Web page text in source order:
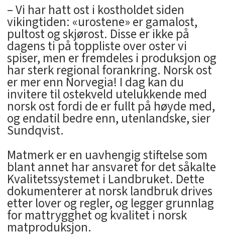
– Vi har hatt ost i kostholdet siden
vikingtiden: «urostene» er gamalost,
pultost og skjørost. Disse er ikke på
dagens ti på toppliste over oster vi
spiser, men er fremdeles i produksjon og
har sterk regional forankring. Norsk ost
er mer enn Norvegia! I dag kan du
invitere til ostekveld utelukkende med
norsk ost fordi de er fullt på høyde med,
og endatil bedre enn, utenlandske, sier
Sundqvist.
Matmerk er en uavhengig stiftelse som
blant annet har ansvaret for det såkalte
Kvalitetssystemet i Landbruket. Dette
dokumenterer at norsk landbruk drives
etter lover og regler, og legger grunnlag
for mattrygghet og kvalitet i norsk
matproduksjon.